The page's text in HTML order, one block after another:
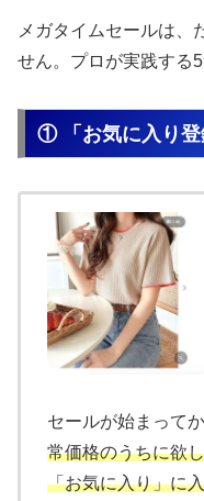
メガタイムセールは、
せん。プロが実践する
① 「お気に入り登
セールが始まって
常価格のうちに欲
「お気に入り」に